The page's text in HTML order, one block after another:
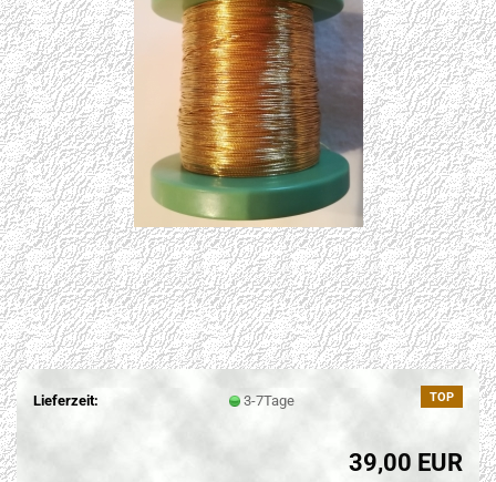
TOP
Lieferzeit: 3-7Tage
39,00 EUR